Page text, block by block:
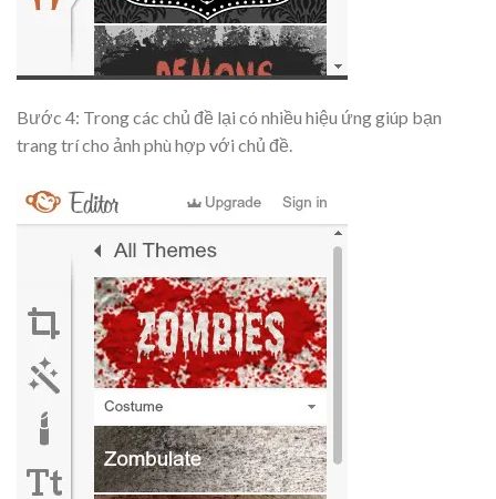
Bước 4: Trong các chủ đề lại có nhiều hiệu ứng giúp bạn
trang trí cho ảnh phù hợp với chủ đề.